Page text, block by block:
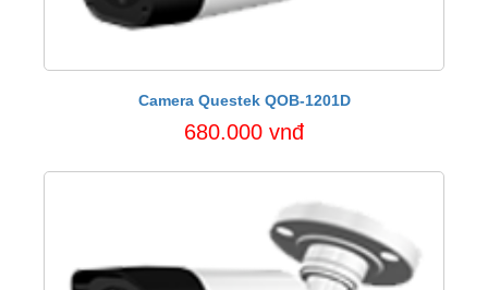
Camera Questek QOB-1201D
680.000 vnđ